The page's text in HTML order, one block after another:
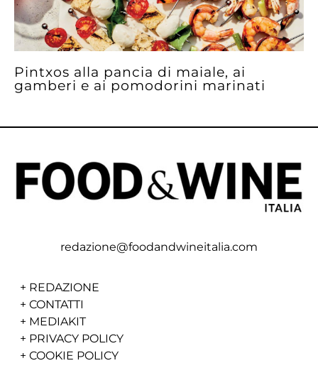
Pintxos alla pancia di maiale, ai
gamberi e ai pomodorini marinati
redazione@foodandwineitalia.com
+ REDAZIONE
+ CONTATTI
+ MEDIAKIT
+ PRIVACY POLICY
+ COOKIE POLICY